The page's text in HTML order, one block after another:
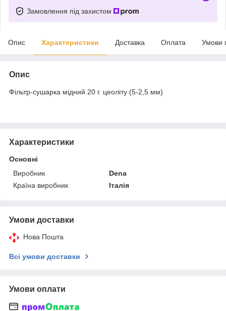
Замовлення під захистом
Опис Характеристики Доставка Оплата Умови
Опис
Фільтр-сушарка мідний 20 г. цеоліту (5-2,5 мм)
Характеристики
Основні
Виробник
Dena
Країна виробник
Італія
Умови доставки
Нова Пошта
Всі умови доставки
Умови оплати